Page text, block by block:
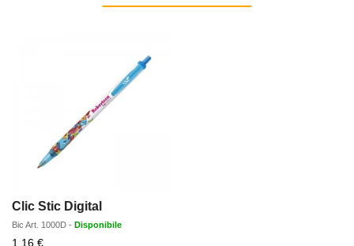
Clic Stic Digital
Bic Art. 1000D - Disponibile
1,16 €Prezzo